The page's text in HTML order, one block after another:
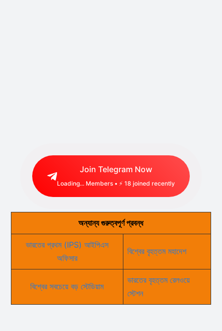
Join Telegram Now
Loading... Members • ⚡ 18 joined recently
অন্যান্য গুরুত্বপূর্ণ প্রবন্ধ
ভারতের প্রথম (IPS) আইপিএস
অফিসার
বিশ্বের বৃহত্তম মহাদেশ
বিশ্বের সবচেয়ে বড় স্টেডিয়াম
ভারতের বৃহত্তম রেলওয়ে
স্টেশন